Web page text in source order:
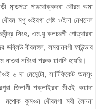
মান্ডপতা পাঙথোক্কদবা থৌরম অমা
থৌরম মপু ওইরগা গেষ্ট ওইনা নেশনেল
সিংহ, এম.য়ু কলচরগী পোত্থারবা
বীরমঙ্গল, লময়ানবগী ফাউন্ডার
নচিংবা শরুক য়াগনি হায়রি।
৬ দা মেমেন্টো, সার্টিফিকেট অমসুং
জিলাগী শক্লাইরবা মীওই কয়াদা
মপোক কুমওন থৌরমগা মরী লৈননা